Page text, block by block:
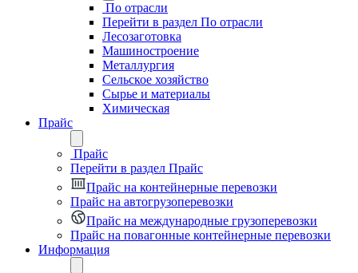
По отрасли
Перейти в раздел По отрасли
Лесозаготовка
Машиностроение
Металлургия
Сельское хозяйство
Сырье и материалы
Химическая
Прайс
Прайс
Перейти в раздел Прайс
Прайс на контейнерные перевозки
Прайс на автогрузоперевозки
Прайс на международные грузоперевозки
Прайс на повагонные контейнерные перевозки
Информация